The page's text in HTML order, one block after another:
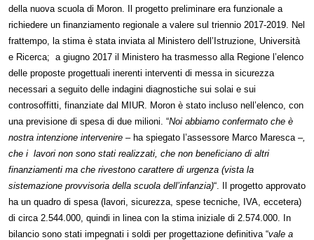
della nuova scuola di Moron.
Il progetto preliminare era funzionale a
richiedere un finanziamento regionale a valere sul triennio 2017-2019.
Nel
frattempo, la stima è stata inviata al Ministero dell’Istruzione, Università
e Ricerca; a giugno 2017 il Ministero ha trasmesso alla Regione l’elenco
delle proposte progettuali inerenti interventi di messa in sicurezza
necessari a seguito delle indagini diagnostiche sui solai e sui
controsoffitti, finanziate dal MIUR. Moron è stato incluso nell’elenco, con
una previsione di spesa di due milioni. “Noi abbiamo confermato che è
nostra intenzione intervenire – ha spiegato l’assessore Marco Maresca –,
che i lavori non sono stati realizzati, che non beneficiano di altri
finanziamenti ma che rivestono carattere di urgenza (vista la
sistemazione provvisoria della scuola dell’infanzia)“.
Il progetto approvato
ha un quadro di spesa (lavori, sicurezza, spese tecniche, IVA, eccetera)
di circa 2.544.000, quindi in linea con la stima iniziale di 2.574.000. In
bilancio sono stati impegnati i soldi per progettazione definitiva “vale a